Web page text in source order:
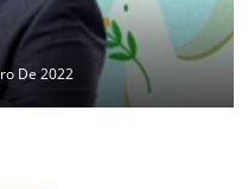
De 2022